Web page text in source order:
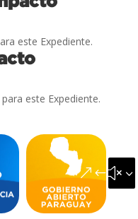
este Expediente.
este Expediente.